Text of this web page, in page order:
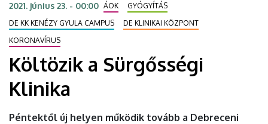
DEBRECENI
EGYETEM
2021. június 23. - 00:00 ÁOK
GYÓGYÍTÁS
DE KK KENÉZY GYULA CAMPUS
DE KLINIKAI KÖZPONT
KORONAVÍRUS
Költözik a Sürgősségi
Klinika
Péntektől új helyen működik tovább a Debreceni